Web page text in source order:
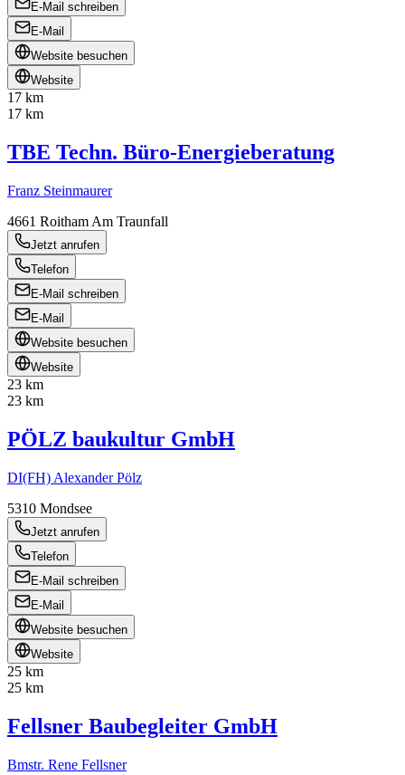
E-Mail schreiben
E-Mail
Website besuchen
Website
17 km
17 km
TBE Techn. Büro-Energieberatung
Franz Steinmaurer
4661 Roitham Am Traunfall
Jetzt anrufen
Telefon
E-Mail schreiben
E-Mail
Website besuchen
Website
23 km
23 km
PÖLZ baukultur GmbH
DI(FH) Alexander Pölz
5310 Mondsee
Jetzt anrufen
Telefon
E-Mail schreiben
E-Mail
Website besuchen
Website
25 km
25 km
Fellsner Baubegleiter GmbH
Bmstr. Rene Fellsner